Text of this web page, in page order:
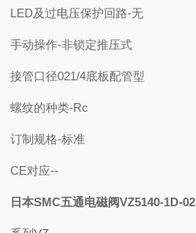
LED及过电压保护回路-无
手动操作-非锁定推压式
接管口径021/4底板配管型
螺纹的种类-Rc
订制规格-标准
CE对应--
日本SMC五通电磁阀VZ5140-1D-02